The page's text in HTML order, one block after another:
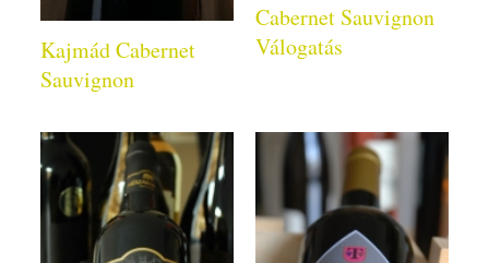
Kajmád Cabernet
Sauvignon
Cabernet Sauvignon
Válogatás